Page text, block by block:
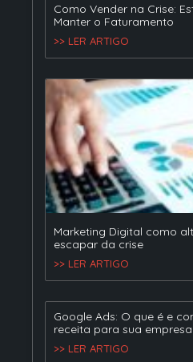
Como Vender na Crise:
Manter o Faturamento
>> LER ARTIGO
Marketing Digital como
escapar da crise
>> LER ARTIGO
Google Ads: O que é e
receita para sua
>> LER ARTIGO